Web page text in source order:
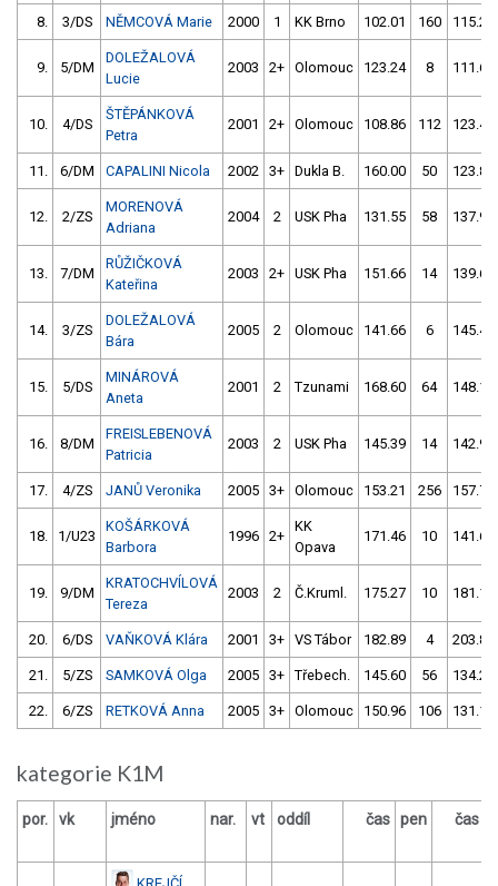
8. 3/DS NĚMCOVÁ Marie 2000 1 KK Brno 102.01 160 115.25
9. 5/DM
DOLEŽALOVÁ
Lucie
2003 2+ Olomouc 123.24 8 111.63
10. 4/DS
ŠTĚPÁNKOVÁ
Petra
2001 2+ Olomouc 108.86 112 123.46
11. 6/DM CAPALINI Nicola 2002 3+ Dukla B. 160.00 50 123.85
12. 2/ZS
MORENOVÁ
Adriana
2004 2 USK Pha 131.55 58 137.90
13. 7/DM
RŮŽIČKOVÁ
Kateřina
2003 2+ USK Pha 151.66 14 139.65
14. 3/ZS
DOLEŽALOVÁ
Bára
2005 2 Olomouc 141.66 6 145.42
15. 5/DS
MINÁROVÁ
Aneta
2001 2 Tzunami 168.60 64 148.18
16. 8/DM
FREISLEBENOVÁ
Patricia
2003 2 USK Pha 145.39 14 142.92
17. 4/ZS JANŮ Veronika 2005 3+ Olomouc 153.21 256 157.73
18. 1/U23
KOŠÁRKOVÁ
Barbora
1996 2+
KK
Opava
171.46 10 141.66
19. 9/DM
KRATOCHVÍLOVÁ
Tereza
2003 2 Č.Kruml. 175.27 10 181.11
20. 6/DS VAŇKOVÁ Klára 2001 3+ VS Tábor 182.89 4 203.89
21. 5/ZS SAMKOVÁ Olga 2005 3+ Třebech. 145.60 56 134.23
22. 6/ZS RETKOVÁ Anna 2005 3+ Olomouc 150.96 106 131.15
kategorie K1M
por. vk jméno nar. vt oddíl čas pen čas